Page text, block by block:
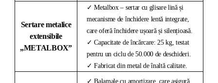
Sertare metalice
extensibile
„METALBOX”
✓ Metalbox – sertar cu glisare lină și
mecanisme de închidere lentă integrate,
care oferă închidere ușoară și silențioasă.
✓ Capacitate de încărcare: 25 kg, testat
pentru un ciclu de 50.000 de deschideri.
✓ Fabricat din metal de înaltă calitate.
✓ Balamale cu amortizare, care asigură